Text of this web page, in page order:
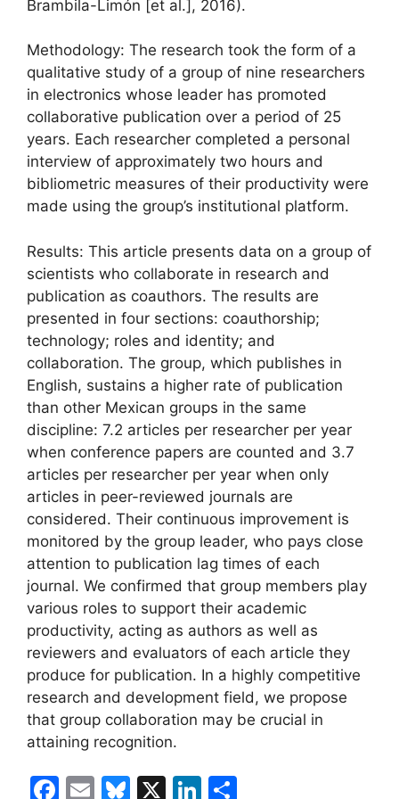
Brambila-Limón [et al.], 2016).
Methodology: The research took the form of a
qualitative study of a group of nine researchers
in electronics whose leader has promoted
collaborative publication over a period of 25
years. Each researcher completed a personal
interview of approximately two hours and
bibliometric measures of their productivity were
made using the group’s institutional platform.
Results: This article presents data on a group of
scientists who collaborate in research and
publication as coauthors. The results are
presented in four sections: coauthorship;
technology; roles and identity; and
collaboration. The group, which publishes in
English, sustains a higher rate of publication
than other Mexican groups in the same
discipline: 7.2 articles per researcher per year
when conference papers are counted and 3.7
articles per researcher per year when only
articles in peer-reviewed journals are
considered. Their continuous improvement is
monitored by the group leader, who pays close
attention to publication lag times of each
journal. We confirmed that group members play
various roles to support their academic
productivity, acting as authors as well as
reviewers and evaluators of each article they
produce for publication. In a highly competitive
research and development field, we propose
that group collaboration may be crucial in
attaining recognition.
F
E
Bl X
Li